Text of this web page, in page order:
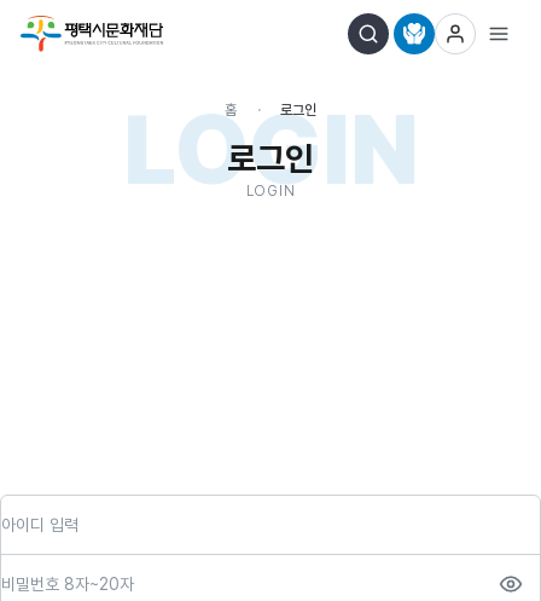
LOGIN
홈 로그인
로그인
LOGIN